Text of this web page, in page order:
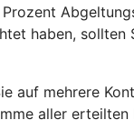
haben,
auf mehrere
aller